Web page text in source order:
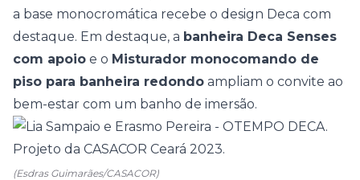
a base monocromática recebe o design Deca com
destaque. Em destaque, a banheira Deca Senses
com apoio e o Misturador monocomando de
piso para banheira redondo ampliam o convite ao
bem-estar com um banho de imersão.
(Esdras Guimarães/CASACOR)